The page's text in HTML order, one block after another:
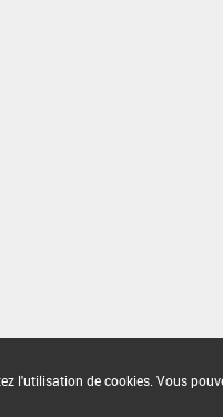
l'utilisation de cookies. Vous